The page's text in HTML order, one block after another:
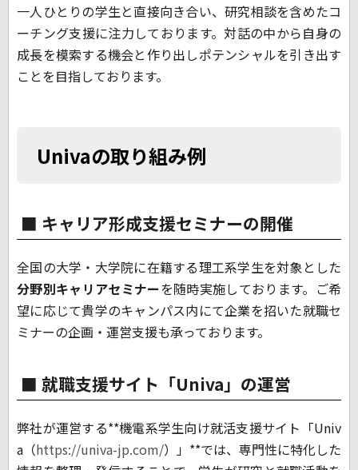
一人ひとりの学生と直接向き合い、研究相談を含めたコ
ーチング支援に注力しております。対話の中から自身の
成長を模索する機会と作り出しポテンシャルを引き出す
ことを目指しております。
Univaの取り組み例
キャリア形成支援セミナーの開催
全国の大学・大学院に在籍する理工系学生を対象とした
分野別キャリアセミナーを随時実施しております。ご希
望に応じて貴学のキャンパス内にて企業を招いた就職セ
ミナーの企画・運営支援も承っております。
就職支援サイト「Univa」の運営
弊社が運営する**機電系学生向け就活支援サイト「Univ
a （https://univa-jp.com/）」 **では、専門性に特化した